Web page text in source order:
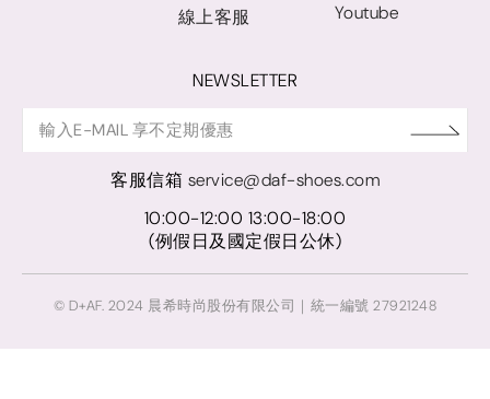
線上客服
Youtube
NEWSLETTER
客服信箱 service@daf-shoes.com
10:00-12:00 13:00-18:00
(例假日及國定假日公休)
© D+AF. 2024 晨希時尚股份有限公司｜統一編號 27921248